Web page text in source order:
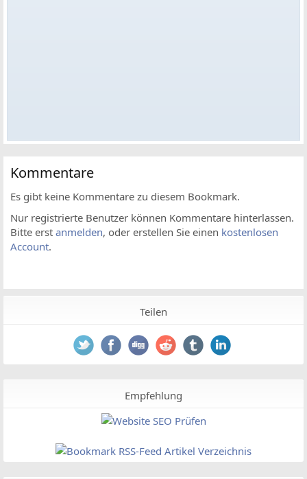
Kommentare
Es gibt keine Kommentare zu diesem Bookmark.
Nur registrierte Benutzer können Kommentare hinterlassen.
Bitte erst anmelden, oder erstellen Sie einen kostenlosen
Account.
Teilen
Empfehlung